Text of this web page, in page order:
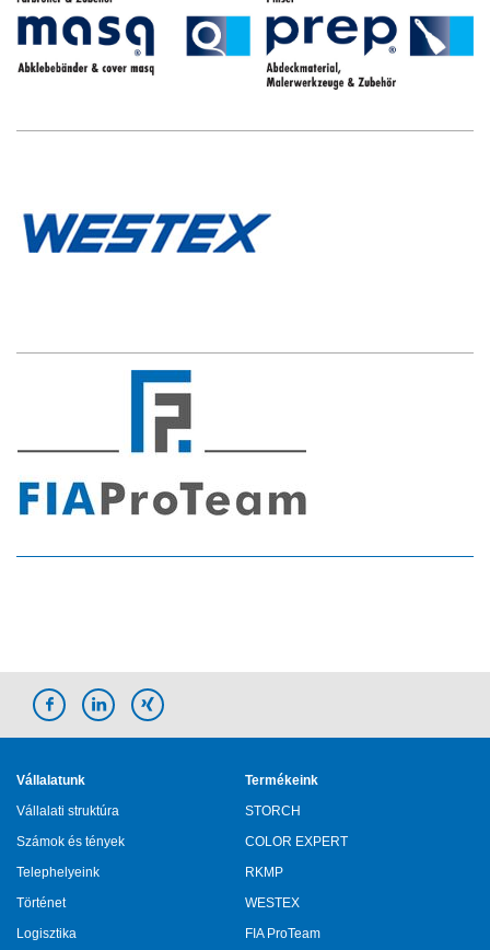
Vállalatunk
Vállalati struktúra
Számok és tények
Telephelyeink
Történet
Logisztika
Termékeink
STORCH
COLOR EXPERT
RKMP
WESTEX
FIA ProTeam